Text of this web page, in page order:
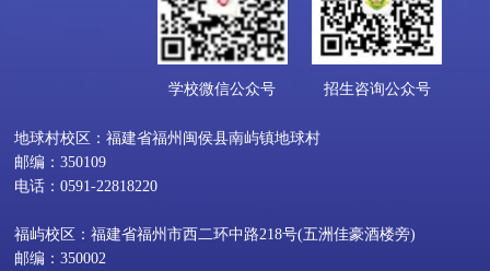
学校微信公众号 招生咨询公众号
地球村校区：福建省福州闽侯县南屿镇地球村
邮编：350109
电话：0591-22818220
福屿校区：福建省福州市西二环中路218号(五洲佳豪酒楼旁)
邮编：350002